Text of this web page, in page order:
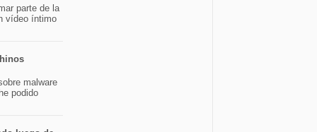
parte de la
vídeo íntimo
malware
podido